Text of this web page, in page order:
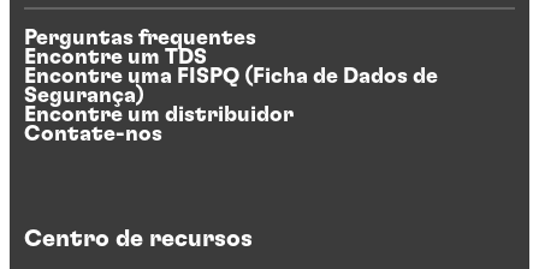
Perguntas frequentes
Encontre um TDS
Encontre uma FISPQ (Ficha de Dados de
Segurança)
Encontre um distribuidor
Contate-nos
Centro de recursos